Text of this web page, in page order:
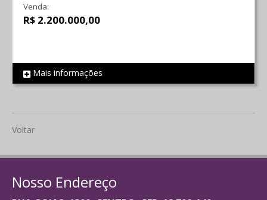
REF 2096
Venda:
R$ 2.200.000,00
Mais informações
Voltar
Nosso Endereço